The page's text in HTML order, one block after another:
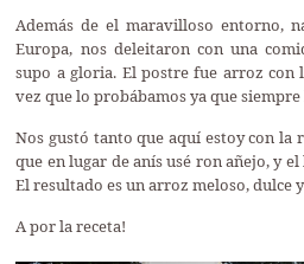
Además de el maravilloso entorno,
Europa, nos deleitaron con una
supo a gloria. El postre fue arroz con
vez que lo probábamos ya que
Nos gustó tanto que aquí estoy con la
que en lugar de anís usé ron añejo, y
El resultado es un arroz meloso, dulce
A por la receta!